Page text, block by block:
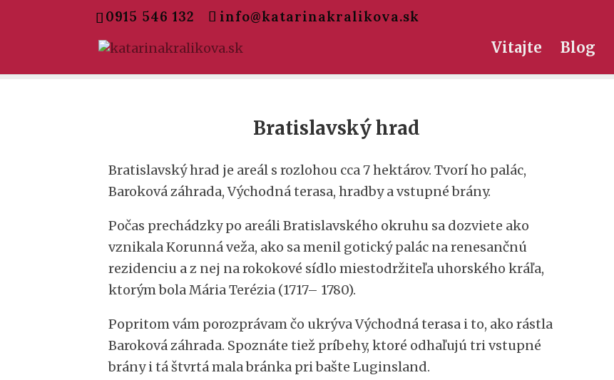
0915 546 132 info@katarinakralikova.sk
Vitajte Blog
Bratislavský hrad
Bratislavský hrad je areál s rozlohou cca 7 hektárov. Tvorí ho palác,
Baroková záhrada, Východná terasa, hradby a vstupné brány.
Počas prechádzky po areáli Bratislavského okruhu sa dozviete ako
vznikala Korunná veža, ako sa menil gotický palác na renesančnú
rezidenciu a z nej na rokokové sídlo miestodržiteľa uhorského kráľa,
ktorým bola Mária Terézia (1717– 1780).
Popritom vám porozprávam čo ukrýva Východná terasa i to, ako rástla
Baroková záhrada. Spoznáte tiež príbehy, ktoré odhaľujú tri vstupné
brány i tá štvrtá mala bránka pri bašte Luginsland.